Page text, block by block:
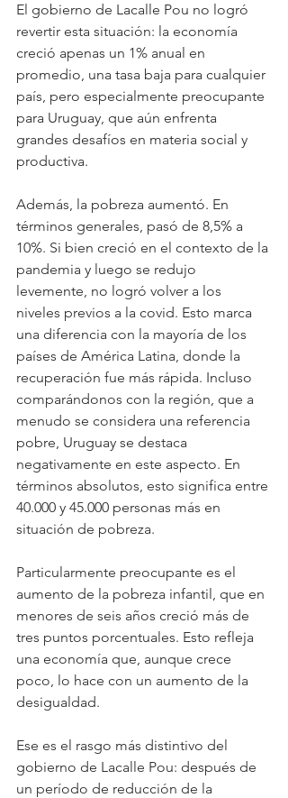
El gobierno de Lacalle Pou no logró
revertir esta situación: la economía
creció apenas un 1% anual en
promedio, una tasa baja para cualquier
país, pero especialmente preocupante
para Uruguay, que aún enfrenta
grandes desafíos en materia social y
productiva.
Además, la pobreza aumentó. En
términos generales, pasó de 8,5% a
10%. Si bien creció en el contexto de la
pandemia y luego se redujo
levemente, no logró volver a los
niveles previos a la covid. Esto marca
una diferencia con la mayoría de los
países de América Latina, donde la
recuperación fue más rápida. Incluso
comparándonos con la región, que a
menudo se considera una referencia
pobre, Uruguay se destaca
negativamente en este aspecto. En
términos absolutos, esto significa entre
40.000 y 45.000 personas más en
situación de pobreza.
Particularmente preocupante es el
aumento de la pobreza infantil, que en
menores de seis años creció más de
tres puntos porcentuales. Esto refleja
una economía que, aunque crece
poco, lo hace con un aumento de la
desigualdad.
Ese es el rasgo más distintivo del
gobierno de Lacalle Pou: después de
un período de reducción de la